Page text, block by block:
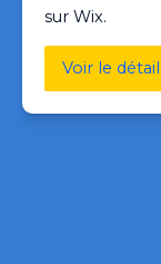
sur Wix.
Voir le